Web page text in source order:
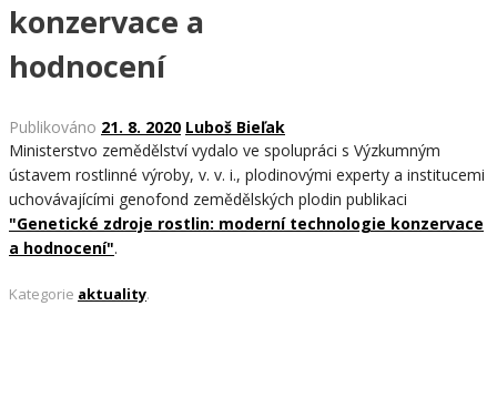
konzervace a
hodnocení
Publikováno 21. 8. 2020 Luboš Bieľak
Ministerstvo zemědělství vydalo ve spolupráci s Výzkumným
ústavem rostlinné výroby, v. v. i., plodinovými experty a institucemi
uchovávajícími genofond zemědělských plodin publikaci
"Genetické zdroje rostlin: moderní technologie konzervace
a hodnocení".
Kategorie aktuality.